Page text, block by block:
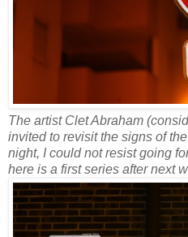
The artist Clet Abraham
invited to revisit the signs of
night, I could not resist going
here is a first series after next